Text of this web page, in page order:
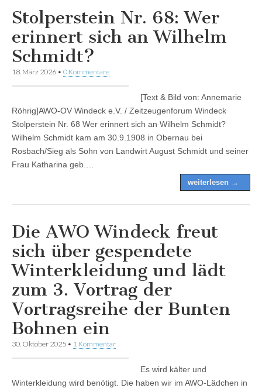
Stolperstein Nr. 68: Wer
erinnert sich an Wilhelm
Schmidt?
18. März 2026 • 0 Kommentare
[Text & Bild von: Annemarie
Röhrig]AWO-OV Windeck e.V. / Zeitzeugenforum Windeck
Stolperstein Nr. 68 Wer erinnert sich an Wilhelm Schmidt?
Wilhelm Schmidt kam am 30.9.1908 in Obernau bei
Rosbach/Sieg als Sohn von Landwirt August Schmidt und seiner
Frau Katharina geb.…
weiterlesen →
Die AWO Windeck freut
sich über gespendete
Winterkleidung und lädt
zum 3. Vortrag der
Vortragsreihe der Bunten
Bohnen ein
30. Oktober 2025 • 1 Kommentar
Es wird kälter und
Winterkleidung wird benötigt. Die haben wir im AWO-Lädchen in